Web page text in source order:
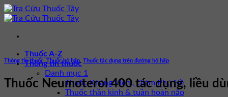
Bỏ
qua
dung
Thuốc A-Z
Thông tin thuốc
Danh mục 1
Thuốc Kháng Viêm, Giảm Phù Nề
Thuốc thần kinh & tuần hoàn não
Thông tin thuốc Thuốc hô hấp Thuốc tác dụng trên đường hô hấp
Thuốc Neumoterol 400 tác dụng, liều